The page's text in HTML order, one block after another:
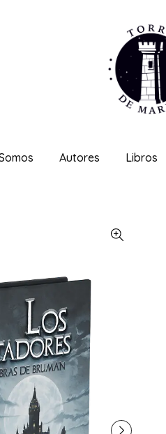
Autores Libros